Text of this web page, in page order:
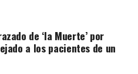
de ‘la Muerte’ por
a los pacientes de un